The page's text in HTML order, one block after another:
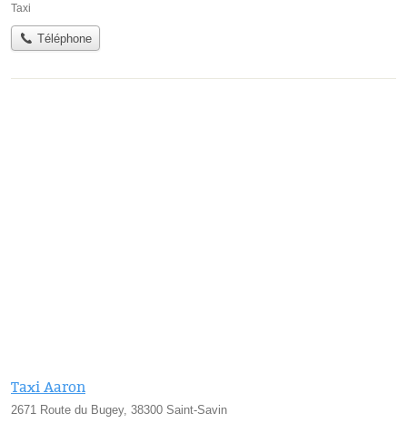
Taxi
Téléphone
Taxi Aaron
2671 Route du Bugey, 38300 Saint-Savin